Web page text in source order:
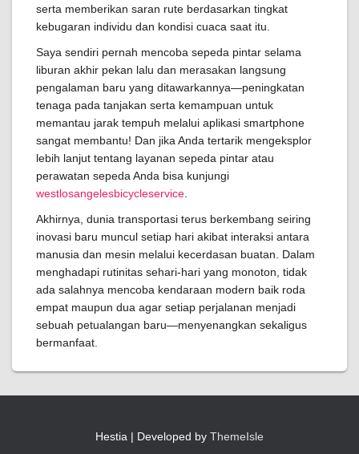
serta memberikan saran rute berdasarkan tingkat
kebugaran individu dan kondisi cuaca saat itu.
Saya sendiri pernah mencoba sepeda pintar selama
liburan akhir pekan lalu dan merasakan langsung
pengalaman baru yang ditawarkannya—peningkatan
tenaga pada tanjakan serta kemampuan untuk
memantau jarak tempuh melalui aplikasi smartphone
sangat membantu! Dan jika Anda tertarik mengeksplor
lebih lanjut tentang layanan sepeda pintar atau
perawatan sepeda Anda bisa kunjungi
westlosangelesbicycleservice
Akhirnya, dunia transportasi terus berkembang seiring
inovasi baru muncul setiap hari akibat interaksi antara
manusia dan mesin melalui kecerdasan buatan. Dalam
menghadapi rutinitas sehari-hari yang monoton, tidak
ada salahnya mencoba kendaraan modern baik roda
empat maupun dua agar setiap perjalanan menjadi
sebuah petualangan baru—menyenangkan sekaligus
bermanfaat.
Hestia | Developed by ThemeIsle